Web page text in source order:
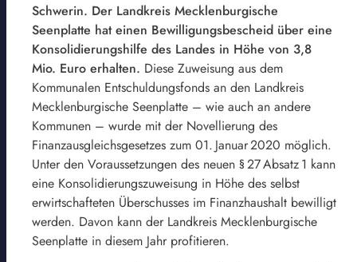
Schwerin. Der Landkreis Mecklenburgische
Seenplatte hat einen Bewilligungsbescheid über eine
Konsolidierungshilfe des Landes in Höhe von 3,8
Mio. Euro erhalten. Diese Zuweisung aus dem
Kommunalen Entschuldungsfonds an den Landkreis
Mecklenburgische Seenplatte – wie auch an andere
Kommunen – wurde mit der Novellierung des
Finanzausgleichsgesetzes zum 01. Januar 2020 möglich.
Unter den Voraussetzungen des neuen § 27 Absatz 1 kann
eine Konsolidierungszuweisung in Höhe des selbst
erwirtschafteten Überschusses im Finanzhaushalt bewilligt
werden. Davon kann der Landkreis Mecklenburgische
Seenplatte in diesem Jahr profitieren.